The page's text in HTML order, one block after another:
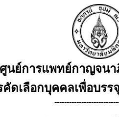
นย์การแพทย์กาญจน
คัดเลือกบุคคลเพื่อบรร